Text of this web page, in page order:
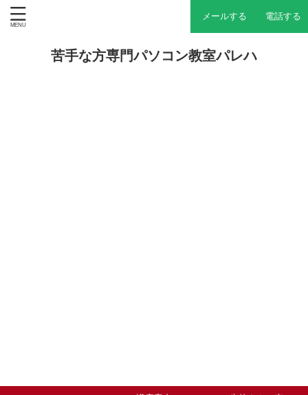
メールする 電話する
苦手な方専門パソコン教室パレハ